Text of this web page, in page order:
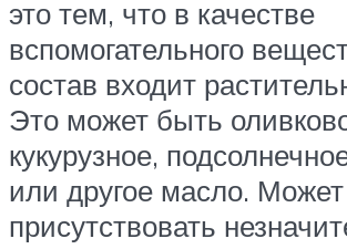
это тем, что в качестве
вспомогательного
состав входит
Это может быть
кукурузное,
или другое масло. Может
присутствовать